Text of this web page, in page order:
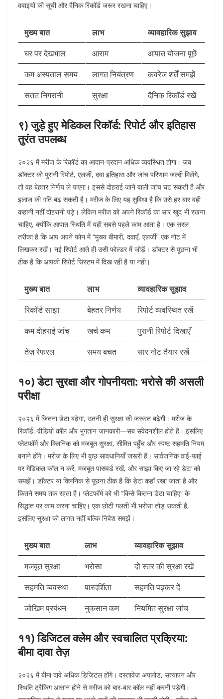
दवाइयों की सूची और दैनिक रिकॉर्ड जरूर रखना चाहिए।
मुख्य बात लाभ
व्यावहारिक सुझाव
घर पर देखभाल
आराम
आपात योजना पूछें
कम अस्पताल समय
लागत नियंत्रण
कवरेज शर्तें समझें
सतत निगरानी
सुरक्षा दैनिक रिकॉर्ड रखें
९) जुड़े हुए मेडिकल रिकॉर्ड: रिपोर्ट और इतिहास
तुरंत उपलब्ध
२०२६ में मरीज के रिकॉर्ड का आदान-प्रदान अधिक व्यवस्थित होगा। जब
डॉक्टर को पुरानी रिपोर्ट, एलर्जी, दवा इतिहास और जांच परिणाम जल्दी मिलेंगे,
तो वह बेहतर निर्णय ले पाएगा। इससे दोहराई जाने वाली जांच घट सकती है और
इलाज की गति बढ़ सकती है। मरीज के लिए यह सुविधा है कि उसे हर बार वही
कहानी नहीं दोहरानी पड़े। लेकिन मरीज को अपने रिकॉर्ड का सार खुद भी रखना
चाहिए, क्योंकि आपात स्थिति में यही सबसे पहले काम आता है। एक सरल
तरीका है कि आप अपने फोन में “मुख्य बीमारी, दवाएँ, एलर्जी” एक नोट में
लिखकर रखें। नई रिपोर्ट आते ही उसी फोल्डर में जोड़ें। डॉक्टर से पूछना भी
ठीक है कि आपकी रिपोर्ट सिस्टम में दिख रही है या नहीं।
मुख्य बात लाभ
व्यावहारिक सुझाव
रिकॉर्ड साझा
बेहतर निर्णय
रिपोर्ट व्यवस्थित रखें
कम दोहराई जांच
खर्च कम
पुरानी रिपोर्ट दिखाएँ
तेज़ रेफरल
समय बचत सार नोट तैयार रखें
१०) डेटा सुरक्षा और गोपनीयता: भरोसे की असली
परीक्षा
२०२६ में जितना डेटा बढ़ेगा, उतनी ही सुरक्षा की जरूरत बढ़ेगी। मरीज के
रिकॉर्ड, वीडियो कॉल और भुगतान जानकारी—सब संवेदनशील होते हैं। इसलिए
प्लेटफॉर्म और क्लिनिक को मजबूत सुरक्षा, सीमित पहुँच और स्पष्ट सहमति नियम
बनाने होंगे। मरीज के लिए भी कुछ सावधानियाँ जरूरी हैं। सार्वजनिक वाई-फाई
पर मेडिकल कॉल न करें, मजबूत पासवर्ड रखें, और साझा किए जा रहे डेटा को
समझें। डॉक्टर या क्लिनिक से पूछना ठीक है कि डेटा कहाँ रखा जाता है और
कितने समय तक रहता है। प्लेटफॉर्म को भी “किसे कितना डेटा चाहिए” के
सिद्धांत पर काम करना चाहिए। एक छोटी गलती भी भरोसा तोड़ सकती है,
इसलिए सुरक्षा को लागत नहीं बल्कि निवेश समझें।
मुख्य बात लाभ
व्यावहारिक सुझाव
मजबूत सुरक्षा
भरोसा
दो स्तर की सुरक्षा रखें
सहमति व्यवस्था
पारदर्शिता
सहमति पढ़कर दें
जोखिम प्रबंधन
नुकसान कम नियमित सुरक्षा जांच
११) डिजिटल क्लेम और स्वचालित प्रक्रिया:
बीमा दावा तेज़
२०२६ में बीमा दावे अधिक डिजिटल होंगे। दस्तावेज़ अपलोड, सत्यापन और
स्थिति ट्रैकिंग आसान होने से मरीज को बार-बार कॉल नहीं करनी पड़ेगी।